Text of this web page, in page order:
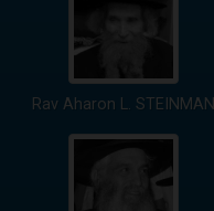
Rav Aharon L. STEINMAN